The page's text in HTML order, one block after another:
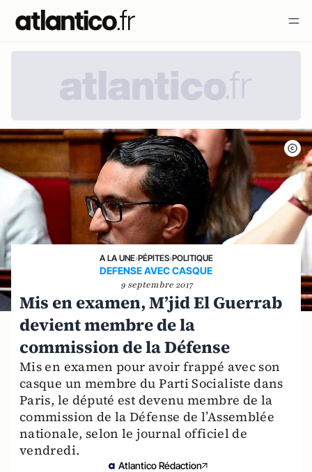
A LA UNE›PÉPITES›POLITIQUE
DEFENSE AVEC CASQUE
9 septembre 2017
Mis en examen, M’jid El Guerrab
devient membre de la
commission de la Défense
Mis en examen pour avoir frappé avec son
casque un membre du Parti Socialiste dans
Paris, le député est devenu membre de la
commission de la Défense de l’Assemblée
nationale, selon le journal officiel de
vendredi.
Atlantico Rédaction